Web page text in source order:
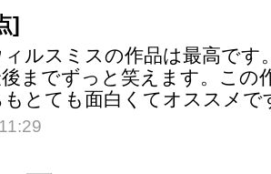
]
ルスミスの作品は最高です
までずっと笑えます。この
とても面白くてオススメで